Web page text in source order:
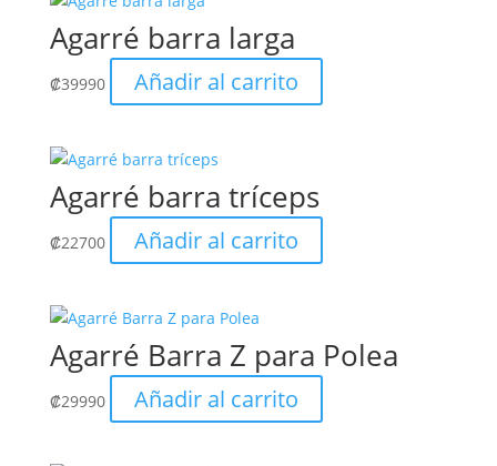
Agarré barra larga
₡39990 Añadir al carrito
Agarré barra tríceps
₡22700 Añadir al carrito
Agarré Barra Z para Polea
₡29990 Añadir al carrito